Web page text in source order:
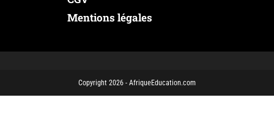
Mentions légales
Copyright 2026 - AfriqueEducation.com